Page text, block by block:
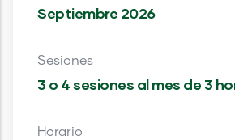
Septiembre 2026
Sesiones
3 o 4 sesiones al mes de 3
Horario